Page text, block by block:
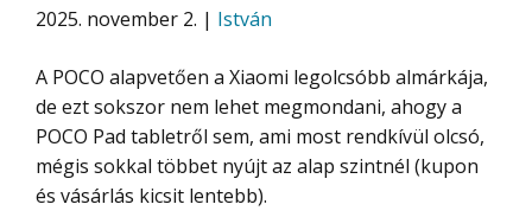
2025. november 2. | István
A POCO alapvetően a Xiaomi legolcsóbb almárkája,
de ezt sokszor nem lehet megmondani, ahogy a
POCO Pad tabletről sem, ami most rendkívül olcsó,
mégis sokkal többet nyújt az alap szintnél (kupon
és vásárlás kicsit lentebb).